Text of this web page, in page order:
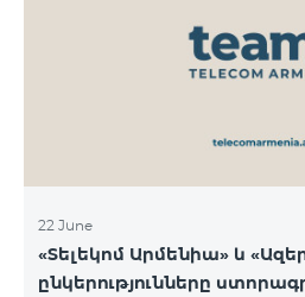
22 June
«Տելեկոմ Արմենիա» և
ընկերությունները